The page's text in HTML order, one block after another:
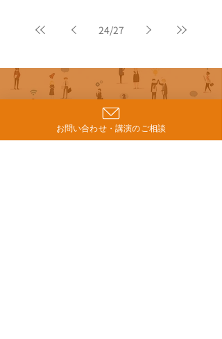
24/27
Contact
お問い合わせ
お問い合わせ・講演のご相談